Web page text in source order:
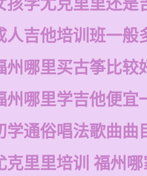
孩学尤克里里还是
人吉他培训班一般
州哪里买古筝比较
州哪里学吉他便宜
学通俗唱法歌曲曲
克里里培训 福州